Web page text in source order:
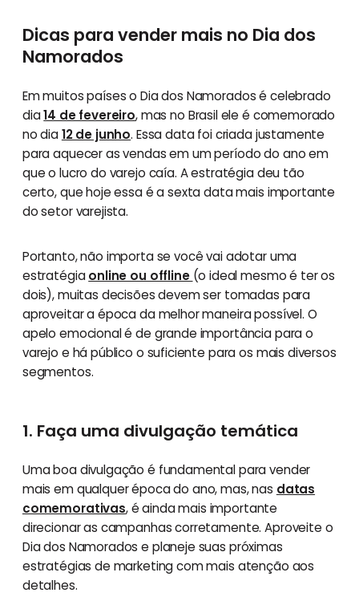
Dicas para vender mais no Dia dos
Namorados
Em muitos países o Dia dos Namorados é celebrado
dia14 de fevereiro, mas no Brasil ele é comemorado
no dia12 de junho. Essa data foi criada justamente
para aquecer as vendas em um período do ano em
que o lucro do varejo caía. A estratégia deu tão
certo, que hoje essa é a sexta data mais importante
do setor varejista.
Portanto, não importa se você vai adotar uma
estratégiaonline ou offline (o ideal mesmo é ter os
dois), muitas decisões devem ser tomadas para
aproveitar a época da melhor maneira possível. O
apelo emocional é de grande importância para o
varejo e há público o suficiente para os mais diversos
segmentos.
1. Faça uma divulgação temática
Uma boa divulgação é fundamental para vender
mais em qualquer época do ano, mas, nas datas
comemorativas, é ainda mais importante
direcionar as campanhas corretamente. Aproveite o
Dia dos Namorados e planeje suas próximas
estratégias de marketing com mais atenção aos
detalhes.